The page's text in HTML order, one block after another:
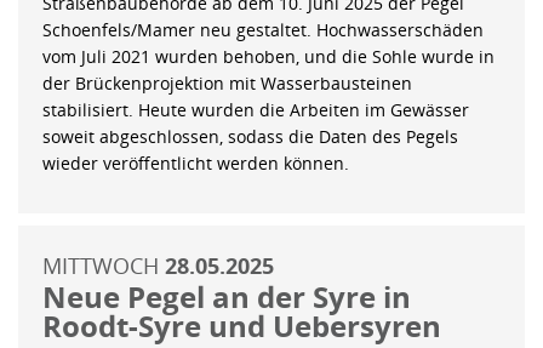
Schoenfels/Mamer neu gestaltet. Hochwasserschäden
vom Juli 2021 wurden behoben, und die Sohle wurde in
der Brückenprojektion mit Wasserbausteinen
stabilisiert. Heute wurden die Arbeiten im Gewässer
soweit abgeschlossen, sodass die Daten des Pegels
wieder veröffentlicht werden können.
MITTWOCH 28.05.2025
Neue Pegel an der Syre in
Roodt-Syre und Uebersyren